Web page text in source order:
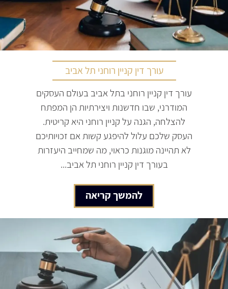
עורך דין קניין רוחני תל אביב
עורך דין קניין רוחני בתל אביב בעולם העסקים
המודרני, שבו חדשנות ויצירתיות הן המפתח
להצלחה, הגנה על קניין רוחני היא קריטית.
העסק שלכם עלול להיפגע קשות אם זכויותיכם
לא תהיינה מוגנות כראוי, מה שמחייב היעזרות
בעורך דין קניין רוחני תל אביב...
להמשך קריאה